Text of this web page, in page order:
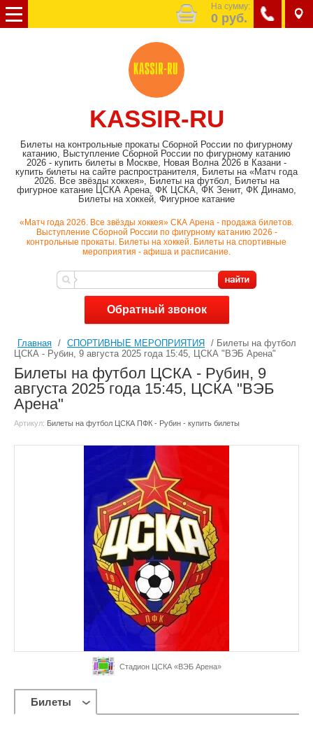
KASSIR-RU
Билеты на контрольные прокаты Сборной России по фигурному
катанию, Выступление Сборной России по фигурному катанию
2026 - купить билеты в Москве, Новая Волна 2026 в Казани -
купить билеты на сайте распространителя, Билеты на «Матч года
2026. Все звёзды хоккея», Билеты на футбол, Билеты на
фигурное катание ЦСКА Арена, ФК ЦСКА, ФК Зенит, ФК Динамо,
Билеты на хоккей, Фигурное катание
«Матч года 2026. Все звёзды хоккея» СКА Арена - продажа билетов.
Выступление Сборной России по фигурному катанию 2026 -
контрольные прокаты. Билеты на хоккей. Билеты на спортивные
мероприятия - афиша и расписание.
На сумму:
0 руб.
Обратный звонок
Главная / СПОРТИВНЫЕ МЕРОПРИЯТИЯ
/ Билеты на футбол
ЦСКА - Рубин, 9 августа 2025 года 15:45, ЦСКА "ВЭБ Арена"
Билеты на футбол ЦСКА - Рубин, 9
августа 2025 года 15:45, ЦСКА "ВЭБ
Арена"
Артикул: Билеты на футбол ЦСКА ПФК - Рубин - купить билеты
Стадион ЦСКА «ВЭБ Арена»
Билеты